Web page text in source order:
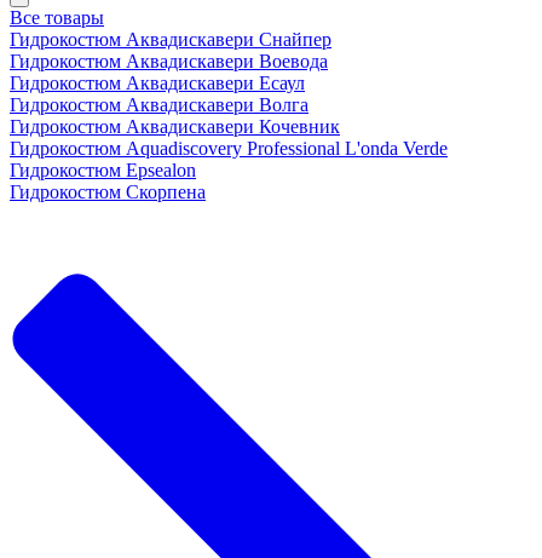
Все товары
Гидрокостюм Аквадискавери Снайпер
Гидрокостюм Аквадискавери Воевода
Гидрокостюм Аквадискавери Есаул
Гидрокостюм Аквадискавери Волга
Гидрокостюм Аквадискавери Кочевник
Гидрокостюм Aquadiscovery Professional L'onda Verde
Гидрокостюм Epsealon
Гидрокостюм Скорпена